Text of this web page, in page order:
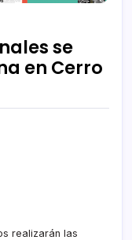
se
en Cerro
realizarán las